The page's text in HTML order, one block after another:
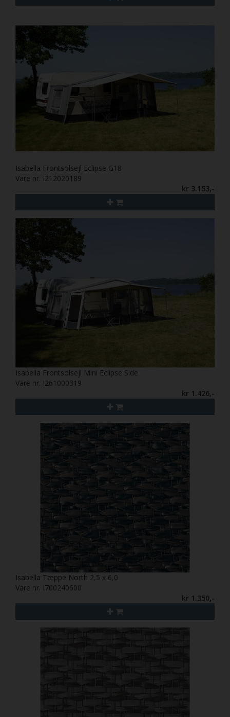
Isabella Frontsolsejl Eclipse G18
Vare nr. I212020189
kr 3.153,-
Isabella Frontsolsejl Mini Eclipse Side
Vare nr. I261000319
kr 1.426,-
Isabella Tæppe North 2,5 x 6,0
Vare nr. I700240600
kr 1.350,-